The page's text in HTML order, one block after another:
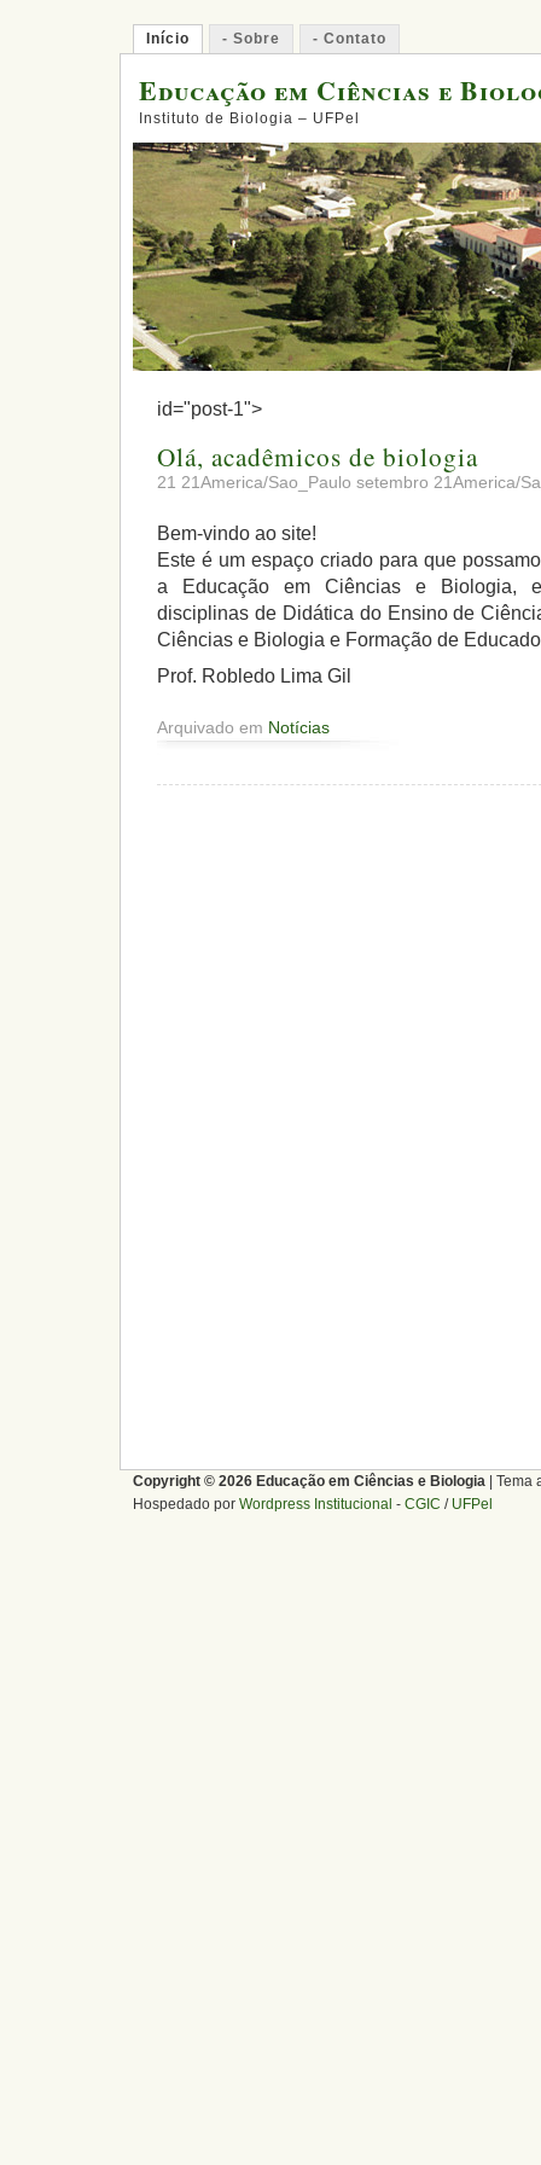
Início - Sobre - Contato
Educação em Ciências e
Instituto de Biologia – UFPel
id="post-1">
Olá, acadêmicos de biologia
21 21America/Sao_Paulo setembro 21America/
Bem-vindo ao site!
Este é um espaço criado para que
a Educação em Ciências e Biologia,
disciplinas de Didática do Ensino de
Ciências e Biologia e Formação de
Prof. Robledo Lima Gil
Arquivado em Notícias
Copyright © 2026 Educação em Ciências e Biologia | Tema
Hospedado por Wordpress Institucional - CGIC / UFPel